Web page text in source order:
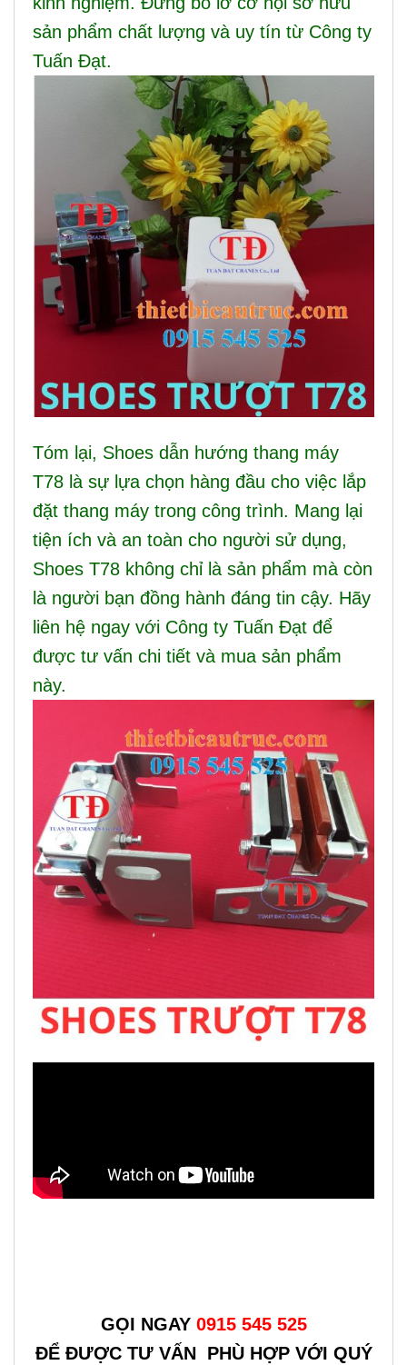
sản phẩm chất lượng và uy tín từ Công ty
Tuấn Đạt.
Tóm lại, Shoes dẫn hướng thang máy
T78 là sự lựa chọn hàng đầu cho việc lắp
đặt thang máy trong công trình. Mang lại
tiện ích và an toàn cho người sử dụng,
Shoes T78 không chỉ là sản phẩm mà còn
là người bạn đồng hành đáng tin cậy. Hãy
liên hệ ngay với Công ty Tuấn Đạt để
được tư vấn chi tiết và mua sản phẩm
này.
GỌI NGAY 0915 545 525
ĐỂ ĐƯỢC TƯ VẤN PHÙ HỢP VỚI QUÝ